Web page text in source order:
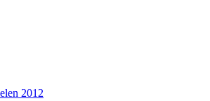
2012